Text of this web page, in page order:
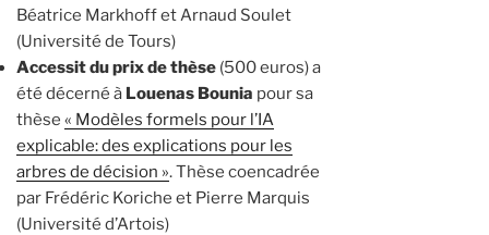
Béatrice Markhoff et Arnaud Soulet
(Université de Tours)
Accessit du prix de thèse (500 euros) a
été décerné à Louenas Bounia pour sa
thèse « Modèles formels pour l’IA
explicable: des explications pour les
arbres de décision ». Thèse coencadrée
par Frédéric Koriche et Pierre Marquis
(Université d’Artois)